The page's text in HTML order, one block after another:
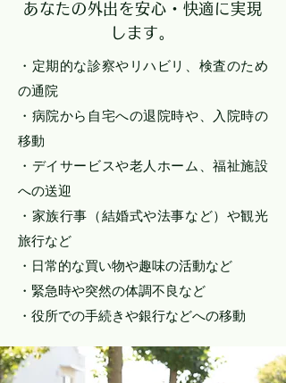
あなたの外出を安心・快適に実現
します。
・定期的な診察やリハビリ、検査のため
の通院
・病院から自宅への退院時や、入院時の
移動
・デイサービスや老人ホーム、福祉施設
への送迎
・家族行事（結婚式や法事など）や観光
旅行など
・日常的な買い物や趣味の活動など
・緊急時や突然の体調不良など
・役所での手続きや銀行などへの移動